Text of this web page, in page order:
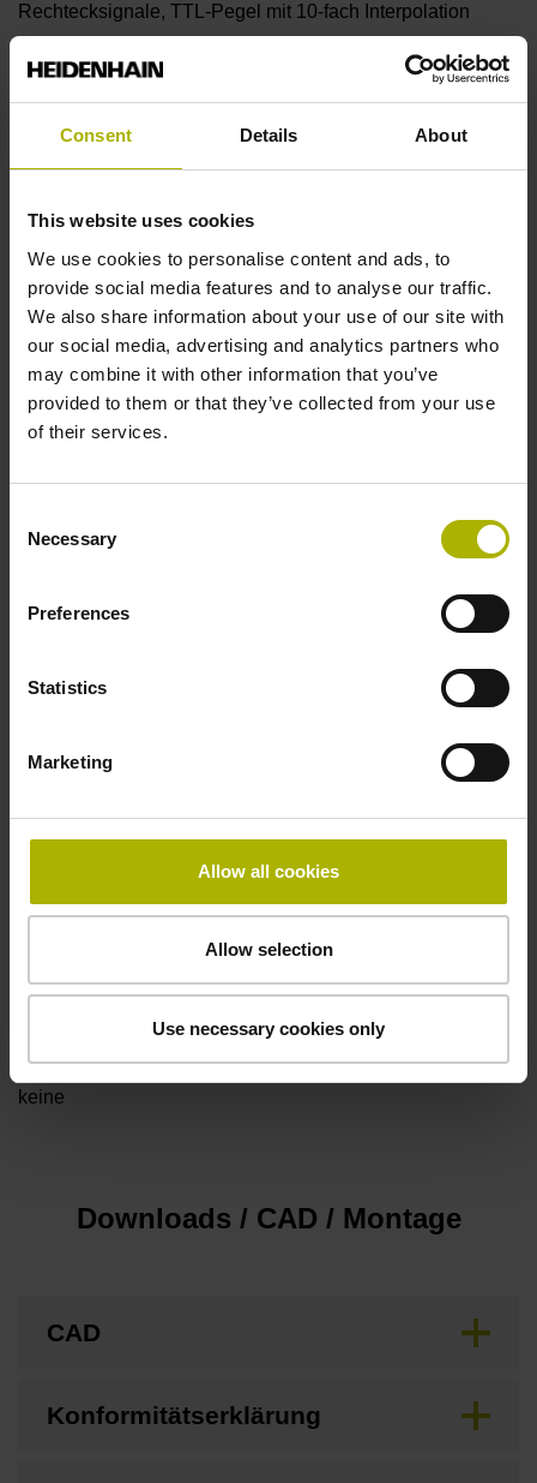
Consent Details About
This website uses cookies
We use cookies to personalise content and ads, to
provide social media features and to analyse our traffic.
We also share information about your use of our site with
our social media, advertising and analytics partners who
may combine it with other information that you’ve
provided to them or that they’ve collected from your use
of their services.
Selection
Necessary
Preferences
Statistics
Marketing
Allow all cookies
Allow selection
Use necessary cookies only
Rechtecksignale, TTL-Pegel mit 10-fach Interpolation
Referenzmarkenlage
in der Mitte der Messlänge
keine
Referenzimpulsbreite
270°
100,00 kHz
bei Störung LOW
Spannungsversorgung
5V+-5%
Elektrischer Anschluss
Flanschdose, Stift, 14-polig
keine
Downloads / CAD / Montage
CAD
Konformitätserklärung